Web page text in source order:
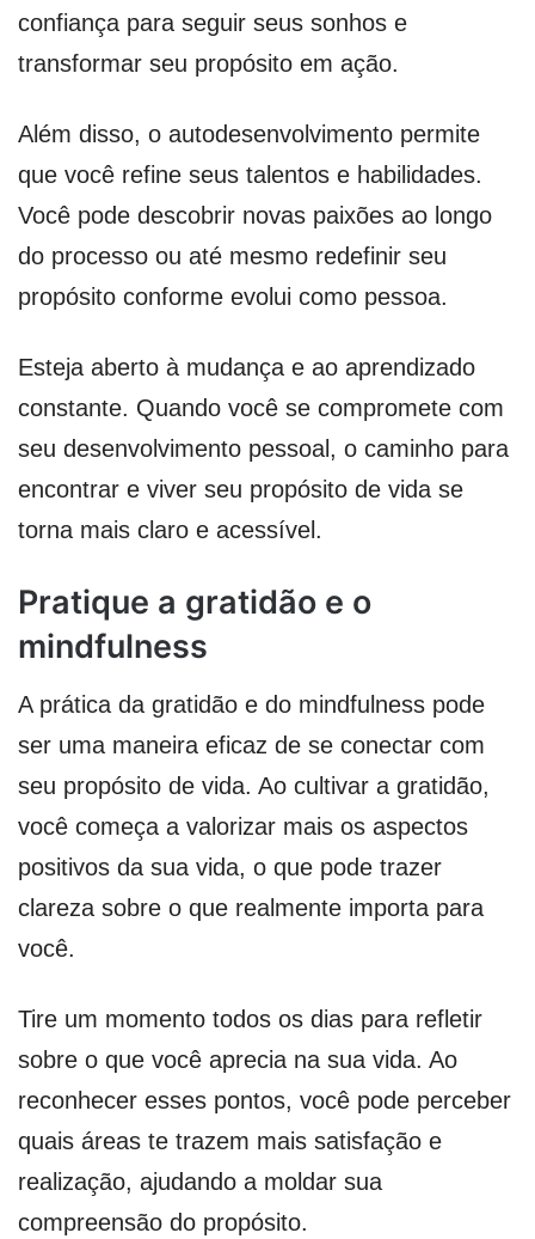
confiança para seguir seus sonhos e
transformar seu propósito em ação.
Além disso, o autodesenvolvimento permite
que você refine seus talentos e habilidades.
Você pode descobrir novas paixões ao longo
do processo ou até mesmo redefinir seu
propósito conforme evolui como pessoa.
Esteja aberto à mudança e ao aprendizado
constante. Quando você se compromete com
seu desenvolvimento pessoal, o caminho para
encontrar e viver seu propósito de vida se
torna mais claro e acessível.
Pratique a gratidão e o
mindfulness
A prática da gratidão e do mindfulness pode
ser uma maneira eficaz de se conectar com
seu propósito de vida. Ao cultivar a gratidão,
você começa a valorizar mais os aspectos
positivos da sua vida, o que pode trazer
clareza sobre o que realmente importa para
você.
Tire um momento todos os dias para refletir
sobre o que você aprecia na sua vida. Ao
reconhecer esses pontos, você pode perceber
quais áreas te trazem mais satisfação e
realização, ajudando a moldar sua
compreensão do propósito.